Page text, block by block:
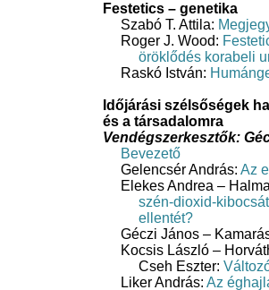
Festetics – genetika
Szabó T. Attila:
Roger J. Wood:
öröklődés korabeli
Raskó István:
Időjárási szélsőségek
és a társadalomra
Vendégszerkesztők:
Bevezető
Gelencsér András: Az
Elekes Andrea –
szén-dioxid-
ellentét?
Géczi János –
Kocsis László –
Cseh Eszter:
Liker András: Az